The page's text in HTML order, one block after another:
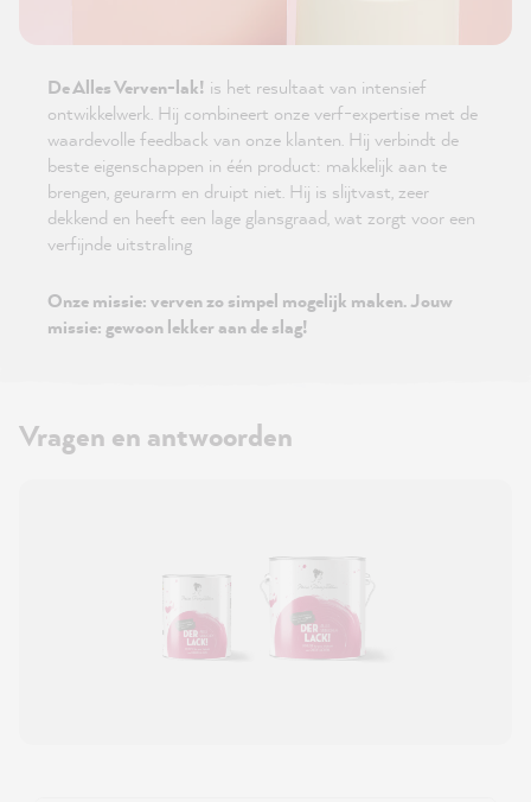
De Alles Verven-lak! is het resultaat van intensief
ontwikkelwerk. Hij combineert onze verf-expertise met de
waardevolle feedback van onze klanten. Hij verbindt de
beste eigenschappen in één product: makkelijk aan te
brengen, geurarm en druipt niet. Hij is slijtvast, zeer
dekkend en heeft een lage glansgraad, wat zorgt voor een
verfijnde uitstraling
Onze missie: verven zo simpel mogelijk maken. Jouw
missie: gewoon lekker aan de slag!
Vragen en antwoorden